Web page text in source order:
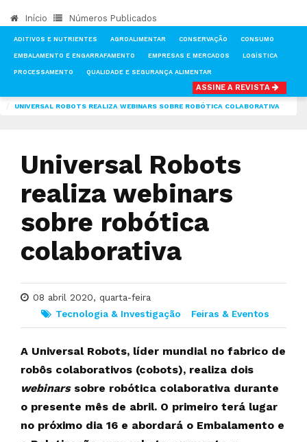
Início Números Publicados
ADITIVOS E NUTRIENTES AGROALIMENTAR CONSERVAÇÃO CONSUMO
EMBALAMENTO E ENGARRAFAMENTO EMPRESAS E MERCADOS LOGÍSTICA
PROCESSAMENTO QUALIDADE E SEGURANÇA ALIMENTAR
ASSINE A REVISTA
TECNOLOGIA & INVESTIGAÇÃO
UNIVERSAL ROBOTS REALIZA WEBINARS SOBRE ROBÓTICA COLABORATIVA
Universal Robots
realiza webinars
sobre robótica
colaborativa
08 abril 2020, quarta-feira
Tecnologia & Investigação
Feiras & Eventos
A Universal Robots, líder mundial no fabrico de
robôs colaborativos (cobots), realiza dois
webinars sobre robótica colaborativa durante
o presente mês de abril. O primeiro terá lugar
no próximo dia 16 e abordará o Embalamento e